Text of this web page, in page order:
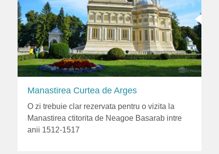
Manastirea Curtea de Arges
O zi trebuie clar rezervata pentru o vizita la
Manastirea ctitorita de Neagoe Basarab intre
anii 1512-1517